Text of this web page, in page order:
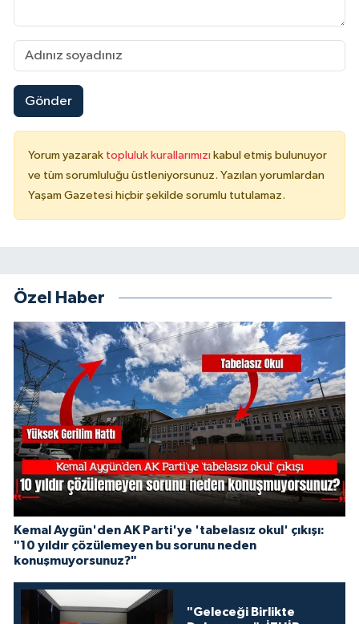
Gönder
Yorum yazarak topluluk kurallarımızı kabul etmiş bulunuyor
ve tüm sorumluluğu üstleniyorsunuz. Yazılan yorumlardan
Yaşam Gazetesi hiçbir şekilde sorumlu tutulamaz.
Özel Haber
Kemal Aygün'den AK Parti'ye 'tabelasız okul' çıkışı:
"10 yıldır çözülemeyen bu sorunu neden
konuşmuyorsunuz?"
"Geleceği Birlikte